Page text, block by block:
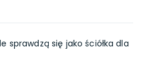
sprawdzą się jako ściółka dla